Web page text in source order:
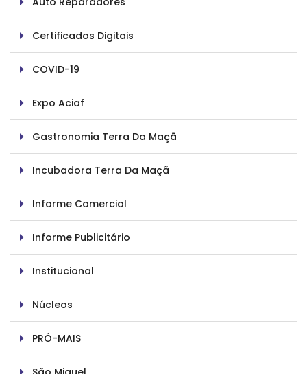
Certificados Digitais
COVID-19
Expo Aciaf
Gastronomia Terra Da Maçã
Incubadora Terra Da Maçã
Informe Comercial
Informe Publicitário
Institucional
Núcleos
PRÓ-MAIS